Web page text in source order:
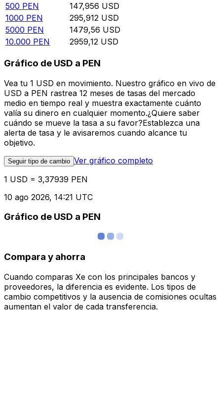
500 PEN 147,956 USD
1000 PEN 295,912 USD
5000 PEN 1479,56 USD
10.000 PEN 2959,12 USD
Gráfico de USD a PEN
Vea tu 1 USD en movimiento. Nuestro gráfico en vivo de
USD a PEN rastrea 12 meses de tasas del mercado
medio en tiempo real y muestra exactamente cuánto
valía su dinero en cualquier momento.¿Quiere saber
cuándo se mueve la tasa a su favor?Establezca una
alerta de tasa y le avisaremos cuando alcance tu
objetivo.
Seguir tipo de cambio Ver gráfico completo
1 USD = 3,37939 PEN
10 ago 2026, 14:21 UTC
Gráfico de USD a PEN
Compara y ahorra
Cuando comparas Xe con los principales bancos y
proveedores, la diferencia es evidente. Los tipos de
cambio competitivos y la ausencia de comisiones ocultas
aumentan el valor de cada transferencia.